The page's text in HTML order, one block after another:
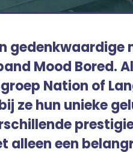
gedenkwaardige
Mood Bored.
Nation of
ze hun unieke
alleen een